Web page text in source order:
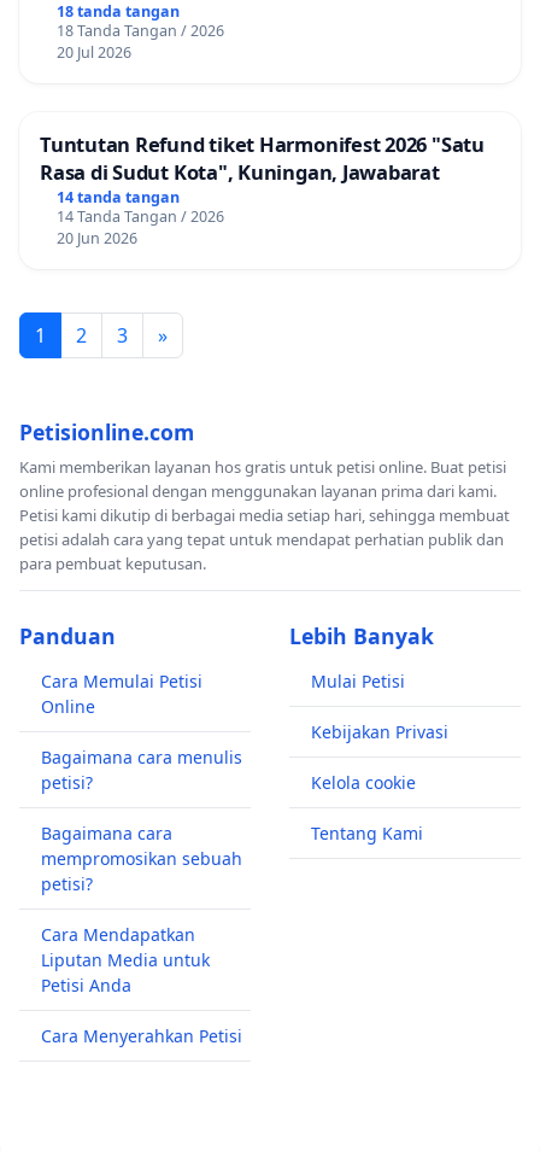
18 tanda tangan
18 Tanda Tangan / 2026
20 Jul 2026
Tuntutan Refund tiket Harmonifest 2026 "Satu
Rasa di Sudut Kota", Kuningan, Jawabarat
14 tanda tangan
14 Tanda Tangan / 2026
20 Jun 2026
1 2 3 »
Petisionline.com
Kami memberikan layanan hos gratis untuk petisi online. Buat petisi
online profesional dengan menggunakan layanan prima dari kami.
Petisi kami dikutip di berbagai media setiap hari, sehingga membuat
petisi adalah cara yang tepat untuk mendapat perhatian publik dan
para pembuat keputusan.
Panduan
Cara Memulai Petisi
Online
Bagaimana cara menulis
petisi?
Bagaimana cara
mempromosikan sebuah
petisi?
Cara Mendapatkan
Liputan Media untuk
Petisi Anda
Cara Menyerahkan Petisi
Lebih Banyak
Mulai Petisi
Kebijakan Privasi
Kelola cookie
Tentang Kami